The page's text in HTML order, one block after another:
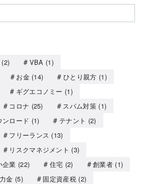
(2) VBA (1)
お金(14) ひとり親方 (1)
ギグエコノミー (1)
コロナ (25) スパム対策(1)
ンロード (1) テナント (2)
フリーランス (13)
リスクマネジメント (3)
企業 (22) 住宅 (2) 創業者 (1)
金 (5) 固定資産税 (2)